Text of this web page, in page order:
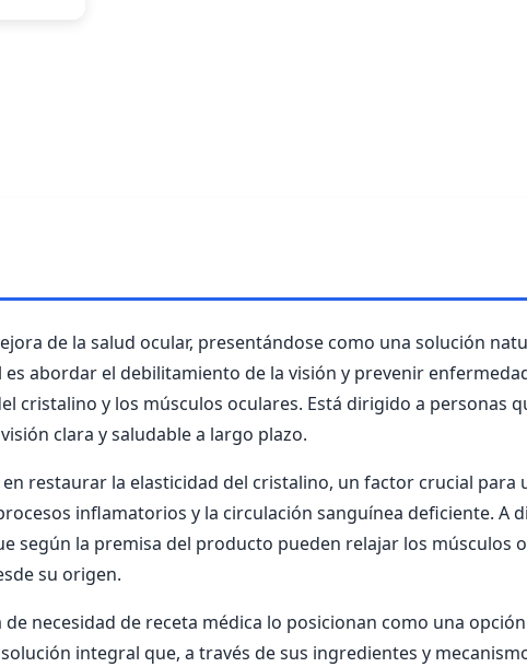
de la salud ocular, presentándose como una solución
abordar el debilitamiento de la visión y prevenir
cristalino y los músculos oculares. Está dirigido a personas
clara y saludable a largo plazo.
restaurar la elasticidad del cristalino, un factor crucial para
inflamatorios y la circulación sanguínea deficiente. A
según la premisa del producto pueden relajar los músculos
su origen.
necesidad de receta médica lo posicionan como una
integral que, a través de sus ingredientes y